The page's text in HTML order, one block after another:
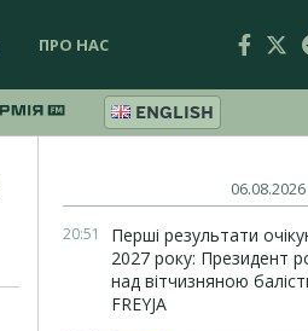
ПРО НАС
ENGLISH
06.08.2026
20:51
Перші результати
2027 року: Президент
над вітчизняною
FREYJA